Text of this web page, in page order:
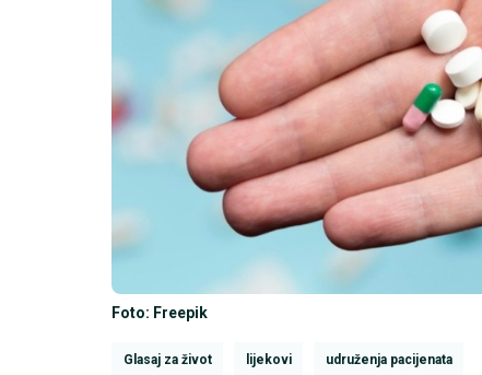
Foto: Freepik
Glasaj za život lijekovi udruženja pacijenata